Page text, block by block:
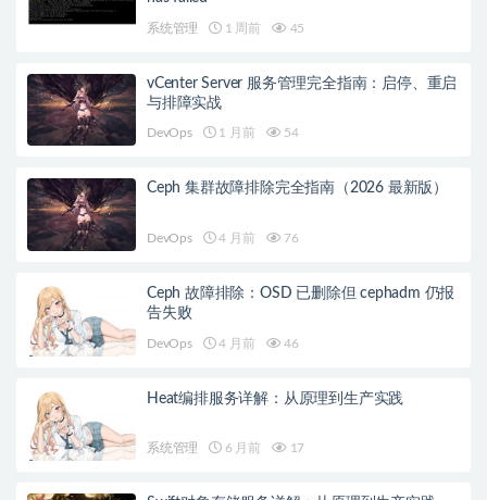
系统管理 1 周前 45
vCenter Server 服务管理完全指南：启停、重启
与排障实战
DevOps 1 月前 54
Ceph 集群故障排除完全指南（2026 最新版）
DevOps 4 月前 76
Ceph 故障排除：OSD 已删除但 cephadm 仍报
告失败
DevOps 4 月前 46
Heat编排服务详解：从原理到生产实践
系统管理 6 月前 17